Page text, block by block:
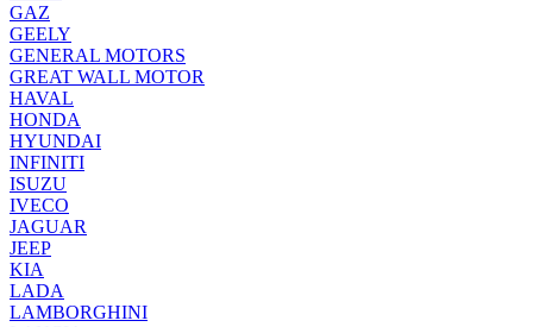
GAZ
GEELY
GENERAL MOTORS
GREAT WALL MOTOR
HAVAL
HONDA
HYUNDAI
INFINITI
ISUZU
IVECO
JAGUAR
JEEP
KIA
LADA
LAMBORGHINI